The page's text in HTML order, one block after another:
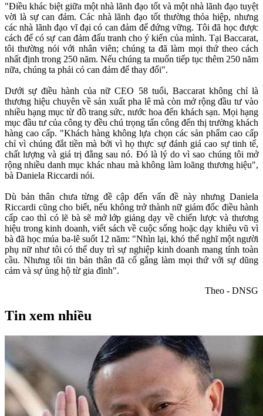
"Điều khác biệt giữa một nhà lãnh đạo tốt và một nhà lãnh đạo tuyệt
vời là sự can đảm. Các nhà lãnh đạo tốt thường thỏa hiệp, nhưng
các nhà lãnh đạo vĩ đại có can đảm để đứng vững. Tôi đã học được
cách để có sự can đảm đấu tranh cho ý kiến ​​của mình. Tại Baccarat,
tôi thường nói với nhân viên; chúng ta đã làm mọi thứ theo cách
nhất định trong 250 năm. Nếu chúng ta muốn tiếp tục thêm 250 năm
nữa, chúng ta phải có can đảm để thay đổi".
Dưới sự điều hành của nữ CEO 58 tuổi, Baccarat không chỉ là
thương hiệu chuyên về sản xuất pha lê mà còn mở rộng đầu tư vào
nhiều hạng mục từ đồ trang sức, nước hoa đến khách sạn. Mọi hạng
mục đầu tư của công ty đều chú trọng tấn công đến thị trường khách
hàng cao cấp. "Khách hàng không lựa chọn các sản phẩm cao cấp
chỉ vì chúng đắt tiền mà bởi vì họ thực sự đánh giá cao sự tinh tế,
chất lượng và giá trị đằng sau nó. Đó là lý do vì sao chúng tôi mở
rộng nhiều danh mục khác nhau mà không làm loãng thương hiệu",
bà Daniela Riccardi nói.
Dù bản thân chưa từng đề cập đến vấn đề này nhưng Daniela
Riccardi cũng cho biết, nếu không trở thành nữ giám đốc điều hành
cấp cao thì có lẽ bà sẽ mở lớp giảng dạy về chiến lược và thương
hiệu trong kinh doanh, viết sách về cuộc sống hoặc dạy khiêu vũ vì
bà đã học múa ba-lê suốt 12 năm: "Nhìn lại, khó thể nghĩ một người
phụ nữ như tôi có thể duy trì sự nghiệp kinh doanh mang tính toàn
cầu. Nhưng tôi tin bản thân đã cố gắng làm mọi thứ với sự dũng
cảm và sự ủng hộ từ gia đình".
Theo - DNSG
Tin xem nhiều